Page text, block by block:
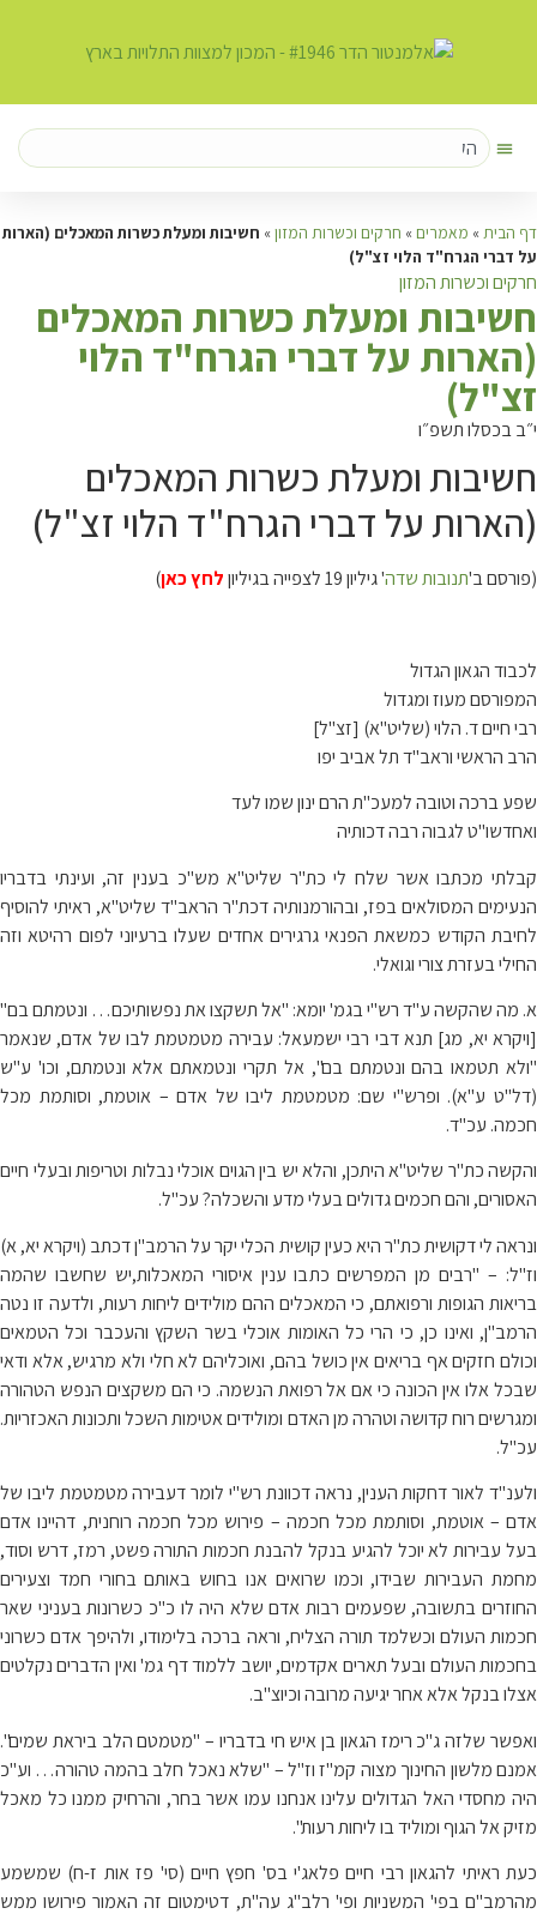
דף הבית » מאמרים » חרקים וכשרות המזון » חשיבות ומעלת כשרות המאכלים (הארות
על דברי הגרח"ד הלוי זצ"ל)
חרקים וכשרות המזון
חשיבות ומעלת כשרות המאכלים
(הארות על דברי הגרח"ד הלוי
זצ"ל)
י״ב בכסלו תשפ״ו
חשיבות ומעלת כשרות המאכלים
(הארות על דברי הגרח"ד הלוי זצ"ל)
(פורסם ב'תנובות שדה' גיליון 19 לצפייה בגיליון לחץ כאן)
לכבוד הגאון הגדול
המפורסם מעוז ומגדול
רבי חיים ד. הלוי (שליט"א) [זצ"ל]
הרב הראשי וראב"ד תל אביב יפו
שפע ברכה וטובה למעכ"ת הרם ינון שמו לעד
ואחדשו"ט לגבוה רבה דכותיה
קבלתי מכתבו אשר שלח לי כת"ר שליט"א מש"כ בענין זה, ועינתי בדבריו
הנעימים המסולאים בפז, ובהורמנותיה דכת"ר הראב"ד שליט"א, ראיתי להוסיף
לחיבת הקודש כמשאת הפנאי גרגירים אחדים שעלו ברעיוני לפום רהיטא וזה
החילי בעזרת צורי וגואלי.
א. מה שהקשה ע"ד רש"י בגמ' יומא: "אל תשקצו את נפשותיכם… ונטמתם בם"
[ויקרא יא, מג] תנא דבי רבי ישמעאל: עבירה מטמטמת לבו של אדם, שנאמר
"ולא תטמאו בהם ונטמתם בם", אל תקרי ונטמאתם אלא ונטמתם, וכו' ע"ש
(דל"ט ע"א). ופרש"י שם: מטמטמת ליבו של אדם – אוטמת, וסותמת מכל
חכמה. עכ"ד.
והקשה כת"ר שליט"א היתכן, והלא יש בין הגוים אוכלי נבלות וטריפות ובעלי חיים
האסורים, והם חכמים גדולים בעלי מדע והשכלה? עכ"ל.
ונראה לי דקושית כת"ר היא כעין קושית הכלי יקר על הרמב"ן דכתב (ויקרא יא, א)
וז"ל: – "רבים מן המפרשים כתבו ענין איסורי המאכלות,יש שחשבו שהמה
בריאות הגופות ורפואתם, כי המאכלים ההם מולידים ליחות רעות, ולדעה זו נטה
הרמב"ן, ואינו כן, כי הרי כל האומות אוכלי בשר השקץ והעכבר וכל הטמאים
וכולם חזקים אף בריאים אין כושל בהם, ואוכליהם לא חלי ולא מרגיש, אלא ודאי
שבכל אלו אין הכונה כי אם אל רפואת הנשמה. כי הם משקצים הנפש הטהורה
ומגרשים רוח קדושה וטהרה מן האדם ומולידים אטימות השכל ותכונות האכזריות.
עכ"ל.
ולענ"ד לאור דחקות הענין, נראה דכוונת רש"י לומר דעבירה מטמטמת ליבו של
אדם – אוטמת, וסותמת מכל חכמה – פירוש מכל חכמה רוחנית, דהיינו אדם
בעל עבירות לא יוכל להגיע בנקל להבנת חכמות התורה פשט, רמז, דרש וסוד,
מחמת העבירות שבידו, וכמו שרואים אנו בחוש באותם בחורי חמד וצעירים
החוזרים בתשובה, שפעמים רבות אדם שלא היה לו כ"כ כשרונות בעניני שאר
חכמות העולם וכשלמד תורה הצליח, וראה ברכה בלימודו, ולהיפך אדם כשרוני
בחכמות העולם ובעל תארים אקדמים, יושב ללמוד דף גמ' ואין הדברים נקלטים
אצלו בנקל אלא אחר יגיעה מרובה וכיוצ"ב.
ואפשר שלזה ג"כ רימז הגאון בן איש חי בדבריו – "מטמטם הלב ביראת שמים".
אמנם מלשון החינוך מצוה קמ"ז וז"ל – "שלא נאכל חלב בהמה טהורה… וע"כ
היה מחסדי האל הגדולים עלינו אנחנו עמו אשר בחר, והרחיק ממנו כל מאכל
מזיק אל הגוף ומוליד בו ליחות רעות".
כעת ראיתי להגאון רבי חיים פלאג'י בס' חפץ חיים (סי' פז אות ז-ח) שמשמע
מהרמב"ם בפי' המשניות ופי' רלב"ג עה"ת, דטימטום זה האמור פירושו ממש